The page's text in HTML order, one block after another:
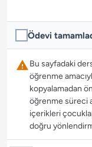
Ödevi
Bu sayfadaki
öğrenme
kopyalamadan
öğrenme süreci
içerikleri
doğru